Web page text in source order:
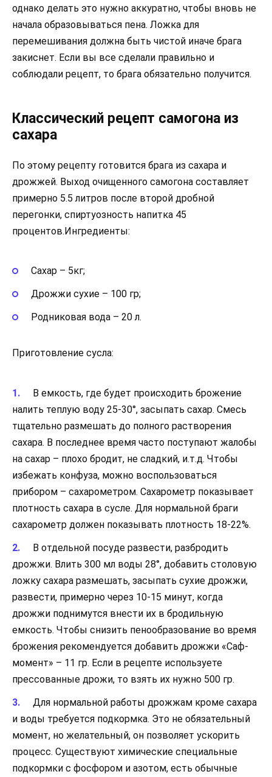
однако делать это нужно аккуратно, чтобы вновь не
начала образовываться пена. Ложка для
перемешивания должна быть чистой иначе брага
закиснет. Если вы все сделали правильно и
соблюдали рецепт, то брага обязательно получится.
Классический рецепт самогона из
сахара
По этому рецепту готовится брага из сахара и
дрожжей. Выход очищенного самогона составляет
примерно 5.5 литров после второй дробной
перегонки, спиртуозность напитка 45
процентов.Ингредиенты:
Сахар – 5кг;
Дрожжи сухие – 100 гр;
Родниковая вода – 20 л.
Приготовление сусла:
В емкость, где будет происходить брожение
налить теплую воду 25-30°, засыпать сахар. Смесь
тщательно размешать до полного растворения
сахара. В последнее время часто поступают жалобы
на сахар – плохо бродит, не сладкий, и.т.д. Чтобы
избежать конфуза, можно воспользоваться
прибором – сахарометром. Сахарометр показывает
плотность сахара в сусле. Для нормальной браги
сахарометр должен показывать плотность 18-22%.
В отдельной посуде развести, разбродить
дрожжи. Влить 300 мл воды 28°, добавить столовую
ложку сахара размешать, засыпать сухие дрожжи,
развести, примерно через 10-15 минут, когда
дрожжи поднимутся внести их в бродильную
емкость. Чтобы снизить пенообразование во время
брожения рекомендуется добавить дрожжи «Саф-
момент» – 11 гр. Если в рецепте используете
прессованные дрожи, то взять их нужно 500 гр.
Для нормальной работы дрожжам кроме сахара
и воды требуется подкормка. Это не обязательный
момент, но желательный, он позволяет ускорить
процесс. Существуют химические специальные
подкормки с фосфором и азотом, есть обычные